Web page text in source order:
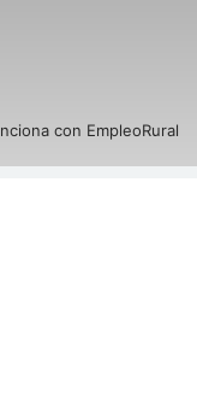
con EmpleoRural